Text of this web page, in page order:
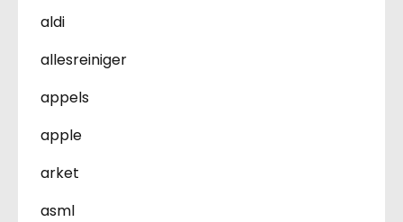
aldi
allesreiniger
appels
apple
arket
asml